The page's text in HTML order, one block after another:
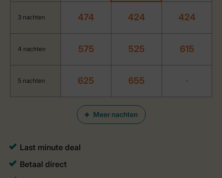
Meer nachten
3 nachten 474 424 424
4 nachten 575 525 615
5 nachten 625 655 -